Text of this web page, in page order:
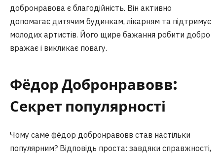
добронравова є благодійність. Він активно
допомагає дитячим будинкам, лікарням та підтримує
молодих артистів. Його щире бажання робити добро
вражає і викликає повагу.
Фёдор Добронравовв:
Секрет популярності
Чому саме фёдор добронравовв став настільки
популярним? Відповідь проста: завдяки справжності,